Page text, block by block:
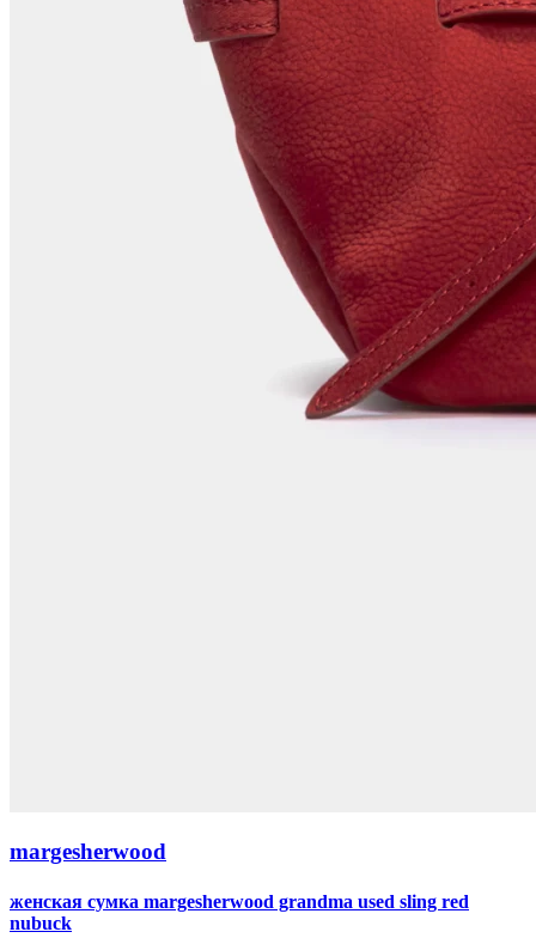
margesherwood
женская сумка margesherwood grandma used sling red
nubuck